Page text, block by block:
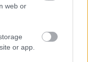
web or
or app.